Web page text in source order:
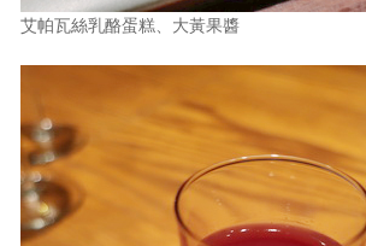
艾帕瓦絲乳酪蛋糕、大黃果醬